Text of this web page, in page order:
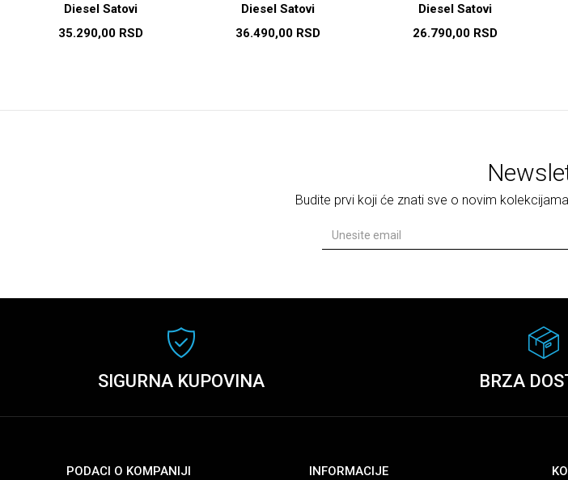
Diesel Satovi
35.290,00 RSD
Diesel Satovi
36.490,00 RSD
Diesel Satovi
26.790,00 RSD
Budite prvi koji će znati sve o novim
SIGURNA KUPOVINA BRZA
PODACI O KOMPANIJI INFORMACIJE